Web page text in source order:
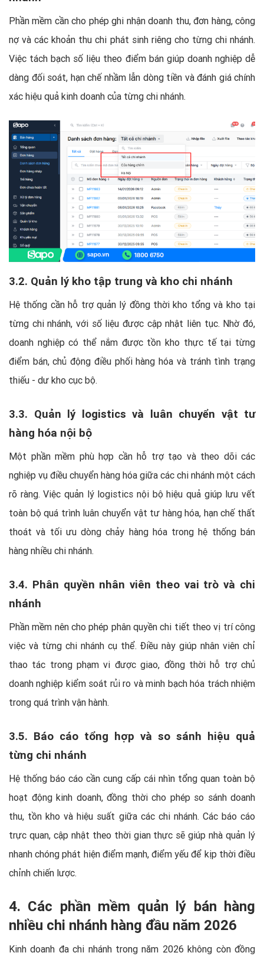
Phần mềm cần cho phép ghi nhận doanh thu, đơn hàng, công
nợ và các khoản thu chi phát sinh riêng cho từng chi nhánh.
Việc tách bạch số liệu theo điểm bán giúp doanh nghiệp dễ
dàng đối soát, hạn chế nhầm lẫn dòng tiền và đánh giá chính
xác hiệu quả kinh doanh của từng chi nhánh.
3.2. Quản lý kho tập trung và kho chi nhánh
Hệ thống cần hỗ trợ quản lý đồng thời kho tổng và kho tại
từng chi nhánh, với số liệu được cập nhật liên tục. Nhờ đó,
doanh nghiệp có thể nắm được tồn kho thực tế tại từng
điểm bán, chủ động điều phối hàng hóa và tránh tình trạng
thiếu - dư kho cục bộ.
3.3. Quản lý logistics và luân chuyển vật tư
hàng hóa nội bộ
Một phần mềm phù hợp cần hỗ trợ tạo và theo dõi các
nghiệp vụ điều chuyển hàng hóa giữa các chi nhánh một cách
rõ ràng. Việc quản lý logistics nội bộ hiệu quả giúp lưu vết
toàn bộ quá trình luân chuyển vật tư hàng hóa, hạn chế thất
thoát và tối ưu dòng chảy hàng hóa trong hệ thống bán
hàng nhiều chi nhánh.
3.4. Phân quyền nhân viên theo vai trò và chi
nhánh
Phần mềm nên cho phép phân quyền chi tiết theo vị trí công
việc và từng chi nhánh cụ thể. Điều này giúp nhân viên chỉ
thao tác trong phạm vi được giao, đồng thời hỗ trợ chủ
doanh nghiệp kiểm soát rủi ro và minh bạch hóa trách nhiệm
trong quá trình vận hành.
3.5. Báo cáo tổng hợp và so sánh hiệu quả
từng chi nhánh
Hệ thống báo cáo cần cung cấp cái nhìn tổng quan toàn bộ
hoạt động kinh doanh, đồng thời cho phép so sánh doanh
thu, tồn kho và hiệu suất giữa các chi nhánh. Các báo cáo
trực quan, cập nhật theo thời gian thực sẽ giúp nhà quản lý
nhanh chóng phát hiện điểm mạnh, điểm yếu để kịp thời điều
chỉnh chiến lược.
4. Các phần mềm quản lý bán hàng
nhiều chi nhánh hàng đầu năm 2026
Kinh doanh đa chi nhánh trong năm 2026 không còn đồng